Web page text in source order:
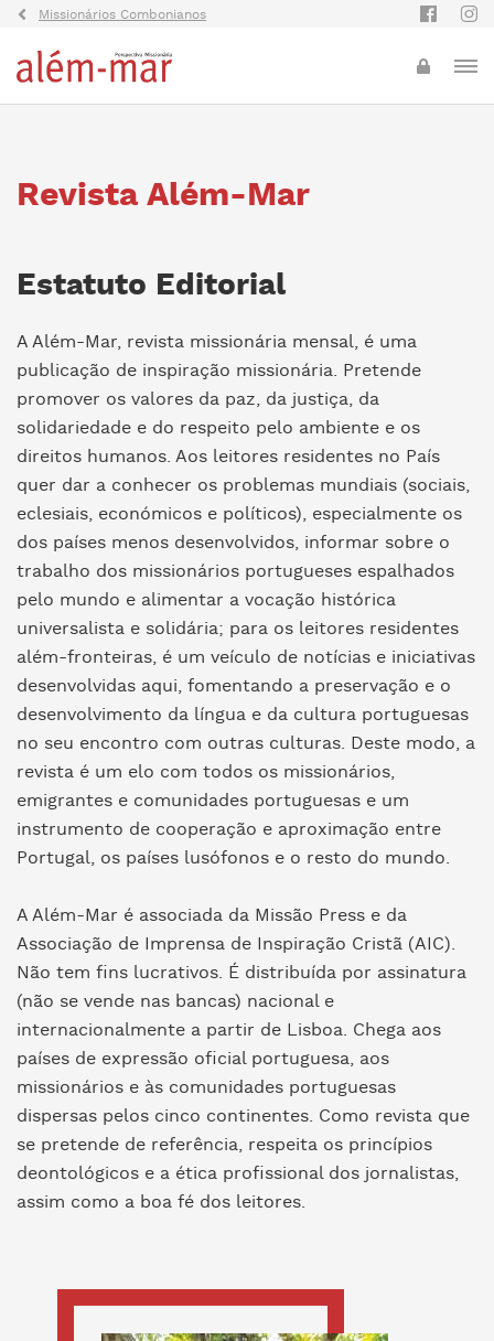
Missionários Combonianos
Revista Além-Mar
Estatuto Editorial
A Além-Mar, revista missionária mensal, é uma
publicação de inspiração missionária. Pretende
promover os valores da paz, da justiça, da
solidariedade e do respeito pelo ambiente e os
direitos humanos. Aos leitores residentes no País
quer dar a conhecer os problemas mundiais (sociais,
eclesiais, económicos e políticos), especialmente os
dos países menos desenvolvidos, informar sobre o
trabalho dos missionários portugueses espalhados
pelo mundo e alimentar a vocação histórica
universalista e solidária; para os leitores residentes
além-fronteiras, é um veículo de notícias e iniciativas
desenvolvidas aqui, fomentando a preservação e o
desenvolvimento da língua e da cultura portuguesas
no seu encontro com outras culturas. Deste modo, a
revista é um elo com todos os missionários,
emigrantes e comunidades portuguesas e um
instrumento de cooperação e aproximação entre
Portugal, os países lusófonos e o resto do mundo.
A Além-Mar é associada da Missão Press e da
Associação de Imprensa de Inspiração Cristã (AIC).
Não tem fins lucrativos. É distribuída por assinatura
(não se vende nas bancas) nacional e
internacionalmente a partir de Lisboa. Chega aos
países de expressão oficial portuguesa, aos
missionários e às comunidades portuguesas
dispersas pelos cinco continentes. Como revista que
se pretende de referência, respeita os princípios
deontológicos e a ética profissional dos jornalistas,
assim como a boa fé dos leitores.